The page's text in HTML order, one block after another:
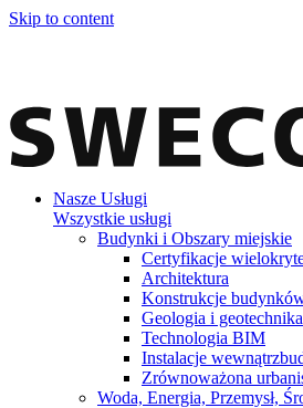
Skip to content
Nasze Usługi
Wszystkie usługi
Budynki i Obszary miejskie
Certyfikacje
Architektura
Konstrukcje
Geologia i geotechnika
Technologia BIM
Instalacje
Zrównoważona
Woda, Energia, Przemysł,